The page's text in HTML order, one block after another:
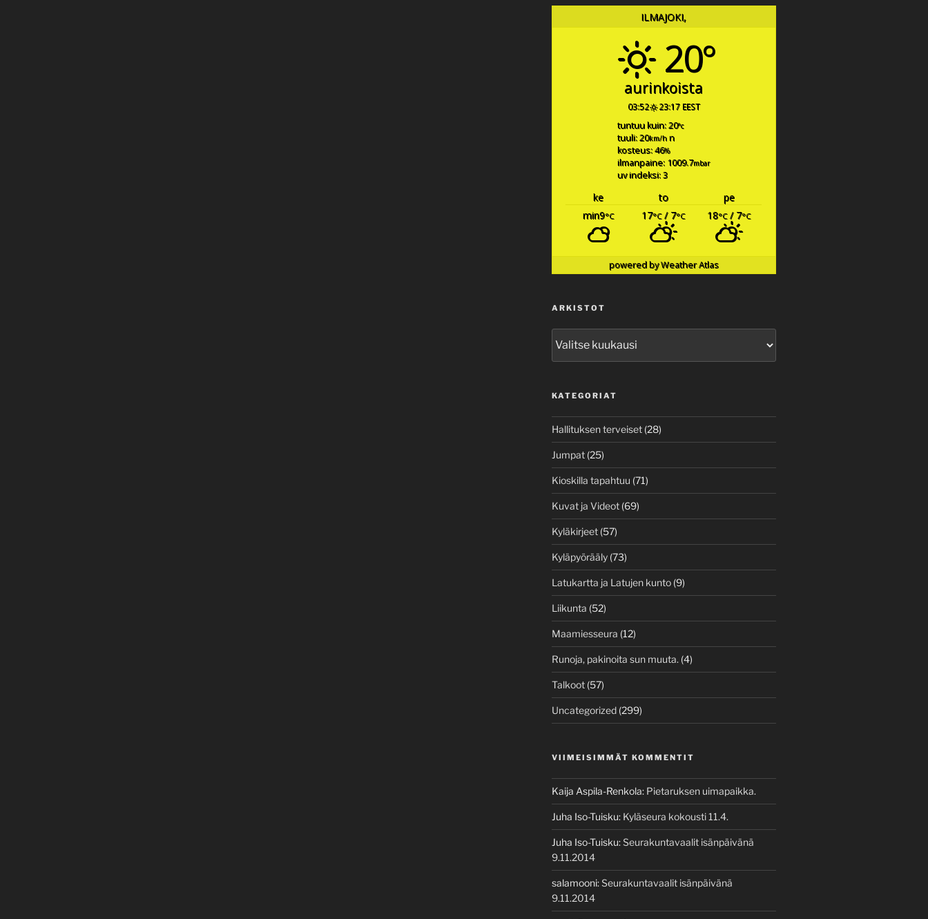
ILMAJOKI,
20°
aurinkoista
03:52 23:17 EEST
tuntuu kuin: 20°c
tuuli: 20km/h n
kosteus: 46%
ilmanpaine: 1009.7mbar
uv indeksi: 3
ke to
pe
min9°C 17°C/ 7°C 18°C/ 7°C
powered byWeather Atlas
ARKISTOT
KATEGORIAT
Hallituksen terveiset(28)
Jumpat(25)
Kioskilla tapahtuu (71)
Kuvat ja Videot(69)
Kyläkirjeet(57)
Kyläpyörääly(73)
Latukartta ja Latujen kunto(9)
Liikunta (52)
Maamiesseura (12)
Runoja, pakinoita sun muuta. (4)
Talkoot(57)
Uncategorized(299)
VIIMEISIMMÄT KOMMENTIT
Kaija Aspila-Renkola: Pietaruksen uimapaikka.
Juha Iso-Tuisku: Kyläseura kokousti 11.4.
Juha Iso-Tuisku:Seurakuntavaalit isänpäivänä
9.11.2014
salamooni:Seurakuntavaalit isänpäivänä
9.11.2014